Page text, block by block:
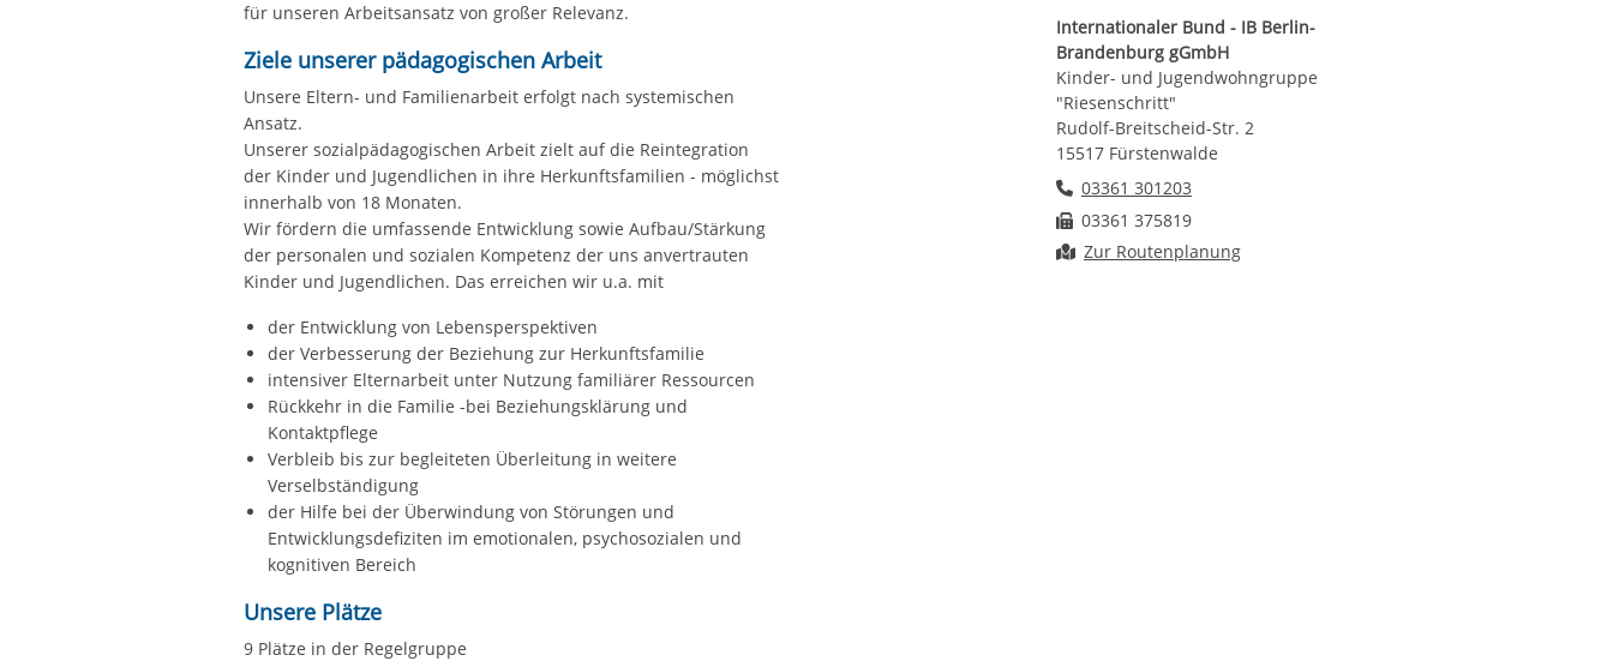
für unseren Arbeitsansatz von großer Relevanz.
Ziele unserer pädagogischen Arbeit
Unsere Eltern- und Familienarbeit erfolgt nach systemischen
Ansatz.
Unserer sozialpädagogischen Arbeit zielt auf die Reintegration
der Kinder und Jugendlichen in ihre Herkunftsfamilien - möglichst
innerhalb von 18 Monaten.
Wir fördern die umfassende Entwicklung sowie Aufbau/Stärkung
der personalen und sozialen Kompetenz der uns anvertrauten
Kinder und Jugendlichen. Das erreichen wir u.a. mit
der Entwicklung von Lebensperspektiven
der Verbesserung der Beziehung zur Herkunftsfamilie
intensiver Elternarbeit unter Nutzung familiärer Ressourcen
Rückkehr in die Familie -bei Beziehungsklärung und
Kontaktpflege
Verbleib bis zur begleiteten Überleitung in weitere
Verselbständigung
der Hilfe bei der Überwindung von Störungen und
Entwicklungsdefiziten im emotionalen, psychosozialen und
kognitiven Bereich
Unsere Plätze
9 Plätze in der Regelgruppe
Internationaler Bund - IB Berlin-
Brandenburg gGmbH
Kinder- und Jugendwohngruppe
"Riesenschritt"
Rudolf-Breitscheid-Str. 2
15517 Fürstenwalde
Telefonnummer
03361 301203
Faxnummer
03361 375819
Route planen
Zur Routenplanung